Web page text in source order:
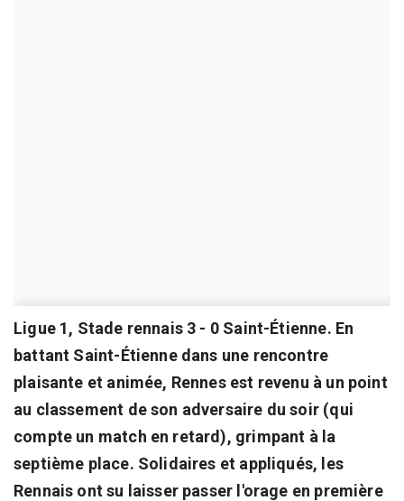
Ligue 1, Stade rennais 3 - 0 Saint-Étienne. En
battant Saint-Étienne dans une rencontre
plaisante et animée, Rennes est revenu à un point
au classement de son adversaire du soir (qui
compte un match en retard), grimpant à la
septième place. Solidaires et appliqués, les
Rennais ont su laisser passer l'orage en première